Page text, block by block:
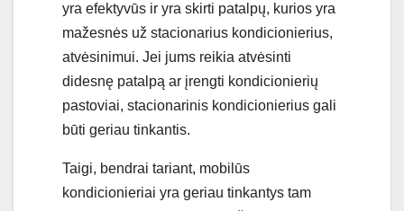
yra efektyvūs ir yra skirti patalpų, kurios yra
mažesnės už stacionarius kondicionierius,
atvėsinimui. Jei jums reikia atvėsinti
didesnę patalpą ar įrengti kondicionierių
pastoviai, stacionarinis kondicionierius gali
būti geriau tinkantis.
Taigi, bendrai tariant, mobilūs
kondicionieriai yra geriau tinkantys tam